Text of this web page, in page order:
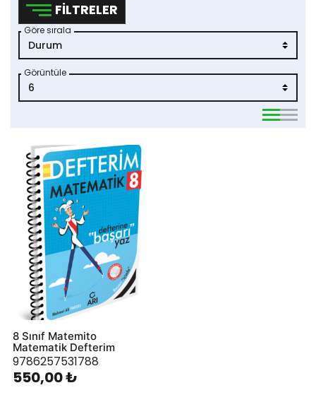
FILTRELER
Göre sırala
Görüntüle
8 Sınıf Matemito
Matematik Defterim
9786257531788
550,00 ₺